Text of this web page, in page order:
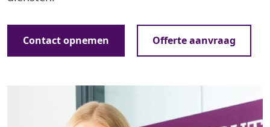
Contact opnemen Offerte aanvraag